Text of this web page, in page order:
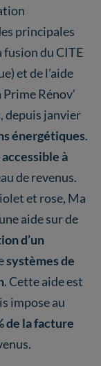
principales
fusion du CITE
et de l’aide
Rénov’
depuis janvier
énergétiques.
accessible à
de revenus.
et rose, Ma
aide sur de
d’un
systèmes de
. Cette aide est
impose au
de la facture